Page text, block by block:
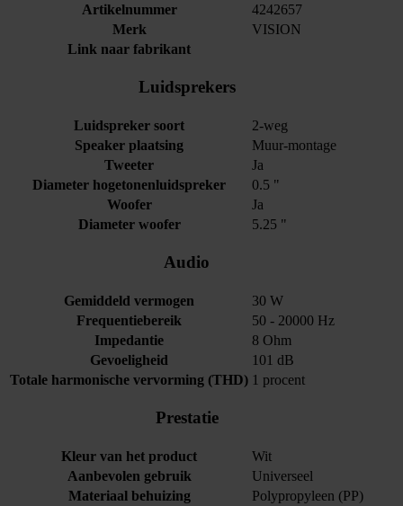
Artikelnummer
4242657
Merk
VISION
Link naar fabrikant
Luidsprekers
Luidspreker soort
2-weg
Speaker plaatsing
Muur-montage
Tweeter
Ja
Diameter hogetonenluidspreker
0.5 "
Woofer
Ja
Diameter woofer
5.25 "
Audio
Gemiddeld vermogen
30 W
Frequentiebereik
50 - 20000 Hz
Impedantie
8 Ohm
Gevoeligheid
101 dB
Totale harmonische vervorming (THD) 1 procent
Prestatie
Kleur van het product
Wit
Aanbevolen gebruik
Universeel
Materiaal behuizing
Polypropyleen (PP)